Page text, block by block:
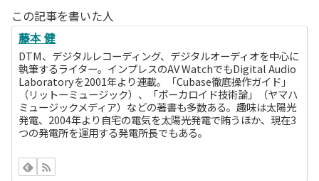
この記事を書いた人
藤本 健
DTM、デジタルレコーディング、デジタルオーディオを中心に
執筆するライター。インプレスのAV WatchでもDigital Audio
Laboratoryを2001年より連載。「Cubase徹底操作ガイド」
（リットーミュージック）、「ボーカロイド技術論」（ヤマハ
ミュージックメディア）などの著書も多数ある。趣味は太陽光
発電、2004年より自宅の電気を太陽光発電で賄うほか、現在3
つの発電所を運用する発電所長でもある。